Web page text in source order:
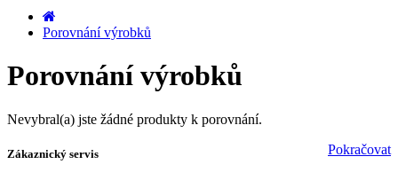
Porovnání výrobků
Porovnání výrobků
Nevybral(a) jste žádné produkty k porovnání.
Pokračovat
Zákaznický servis